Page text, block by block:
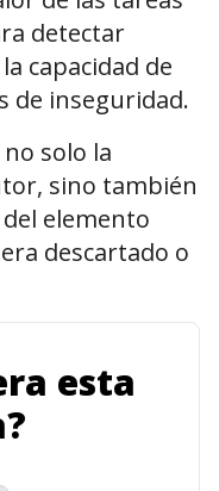
detectar
capacidad de
de inseguridad.
solo la
sino también
elemento
descartado o
esta